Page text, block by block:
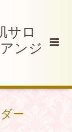
サロ
ンジ
ー